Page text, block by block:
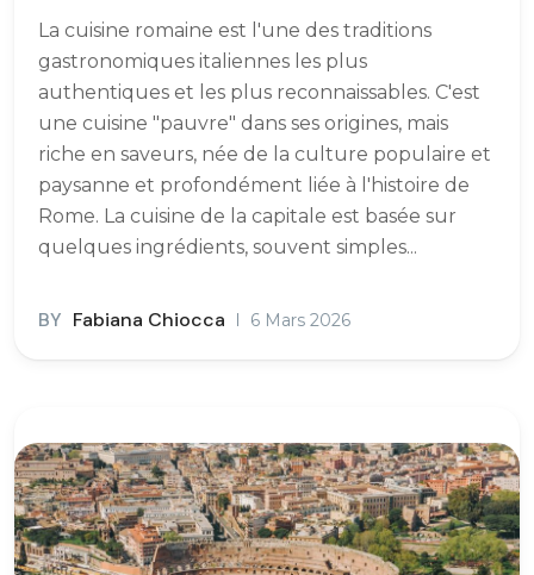
La cuisine romaine est l'une des traditions
gastronomiques italiennes les plus
authentiques et les plus reconnaissables. C'est
une cuisine "pauvre" dans ses origines, mais
riche en saveurs, née de la culture populaire et
paysanne et profondément liée à l'histoire de
Rome. La cuisine de la capitale est basée sur
quelques ingrédients, souvent simples...
BY Fabiana Chiocca 6 Mars 2026